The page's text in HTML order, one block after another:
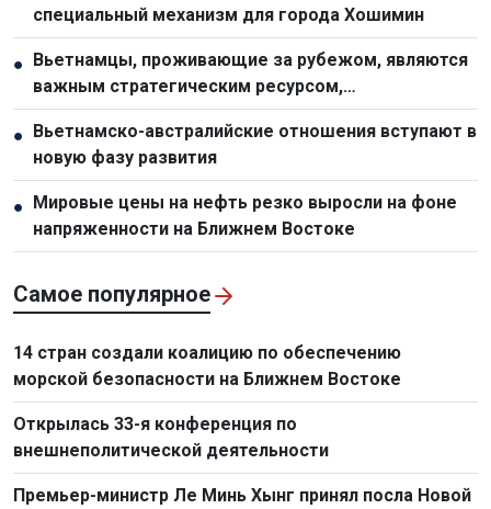
специальный механизм для города Хошимин
● Вьетнамцы, проживающие за рубежом, являются
важным стратегическим ресурсом,
способствующим укреплению национальной мощи
● Вьетнамско-австралийские отношения вступают в
новую фазу развития
● Мировые цены на нефть резко выросли на фоне
напряженности на Ближнем Востоке
Самое популярное
14 стран создали коалицию по обеспечению
морской безопасности на Ближнем Востоке
Открылась 33-я конференция по
внешнеполитической деятельности
Премьер-министр Ле Минь Хынг принял посла Новой